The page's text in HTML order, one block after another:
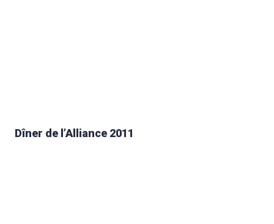
Dîner de l’Alliance 2011